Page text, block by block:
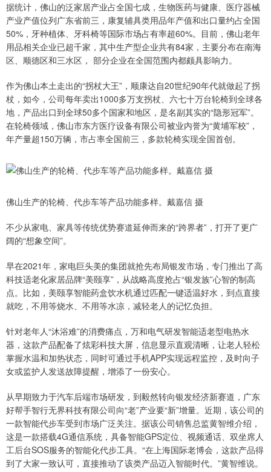
据统计，佛山的泛家居产业占全国七成，生物医药与健康、医疗器械
产业产值位列广东省前三，康复辅具类用品年产值和出口量约占全国
50%，牙种植体、牙科椅等国际市场占有率超60%。目前，佛山老年
用品相关企业已超千家，其中生产型企业共有84家，主要分布在南海
区、顺德区和三水区， 部分企业在全国范围内都颇具影响力。
作为佛山本土走出的“拐杖大王”，顺康达自20世纪90年代就做起了拐
杖，如今，公司每年卖出1000多万支拐杖、六七十万台轮椅到全球各
地，产品出口到全球50多个国家和地区，是名副其实的“隐形冠军”。
在轮椅领域，佛山市东方医疗设备有限公司被业内誉为“黄埔军校”，
年产量超150万辆，市占率全国前三，多款轮椅实现全国首创。
佛山生产的轮椅、代步车等产品功能多样。戴嘉信 摄
不少从家电、家具等传统优势赛道延伸而来的“跨界者”，打开了更广
阔的“想象空间”。
早在2021年，家电巨头美的集团就抢先布局银发市场，专门推出了高
科技适老化家居品牌“美颐享”，从战略高度抢占“银发族”心智的制高
点。比如，美颐享智能药盒饮水机通过匹配一键适温好水，到点直接
就吃，不用等烧水、不用等水凉，减轻老人的记忆负担。
针对老年人“沐浴难”的消费痛点，万和电气研发智能适老型电热水
器，这款产品配备了炫彩科技大屏，信息显示直观清晰，让老人轻松
掌握水温和加热状态，同时可通过手机APP实现远程监控，及时向子
女或监护人发送故障提醒，增添了一份安心。
从早期致力于汽车后端市场研发，到毅然转向银发经济新赛道，广东
好帮手智行无界科技有限公司向“老”产业要“新”增量。近期，该公司的
一款智能代步车受到市场广泛关注。据该公司销售总监黄智维介绍，
这是一款搭载4G通信系统，具备智能GPS定位、视频通话、双坐席人
工后台SOS服务的智能化代步工具。“在上海国际老博会，这款产品得
到了大家一致认可，直接推动了该类产品迈入智能时代。”黄智维说。